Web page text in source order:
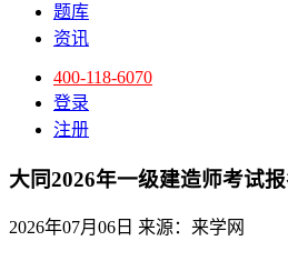
题库
资讯
400-118-6070
登录
注册
大同2026年一级建造师考试
2026年07月06日 来源：来学网